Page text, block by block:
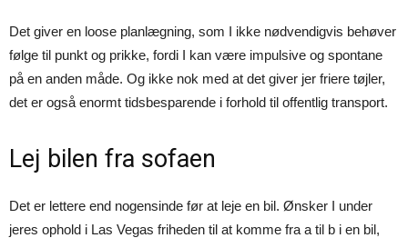
Det giver en loose planlægning, som I ikke nødvendigvis behøver
følge til punkt og prikke, fordi I kan være impulsive og spontane
på en anden måde. Og ikke nok med at det giver jer friere tøjler,
det er også enormt tidsbesparende i forhold til offentlig transport.
Lej bilen fra sofaen
Det er lettere end nogensinde før at leje en bil. Ønsker I under
jeres ophold i Las Vegas friheden til at komme fra a til b i en bil,